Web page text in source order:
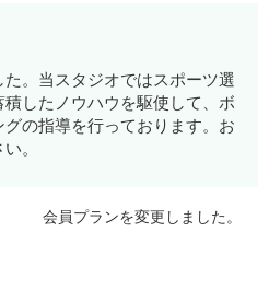
。当スタジオではスポーツ選
したノウハウを駆使して、ボ
の指導を行っております。お
。
会員プランを変更しました。